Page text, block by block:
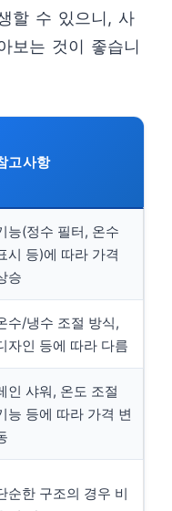
할 수 있으니, 사
보는 것이 좋습니
고사항
능(정수 필터, 온수
시 등)에 따라 가격
승
수/냉수 조절 방식,
자인 등에 따라 다름
인 샤워, 온도 조절
능 등에 따라 가격 변
순한 구조의 경우 비